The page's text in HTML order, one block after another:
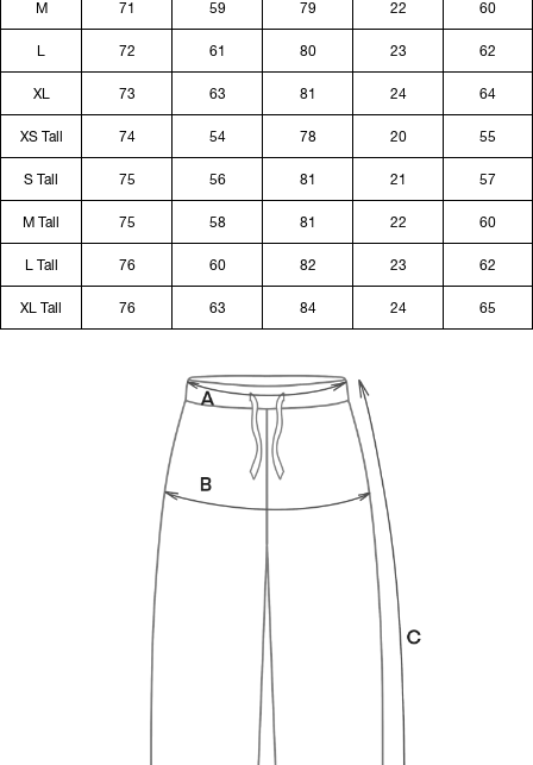
M 71 59 79 22 60
L 72 61 80 23 62
XL 73 63 81 24 64
XS Tall 74 54 78 20 55
S Tall 75 56 81 21 57
M Tall 75 58 81 22 60
L Tall 76 60 82 23 62
XL Tall 76 63 84 24 65